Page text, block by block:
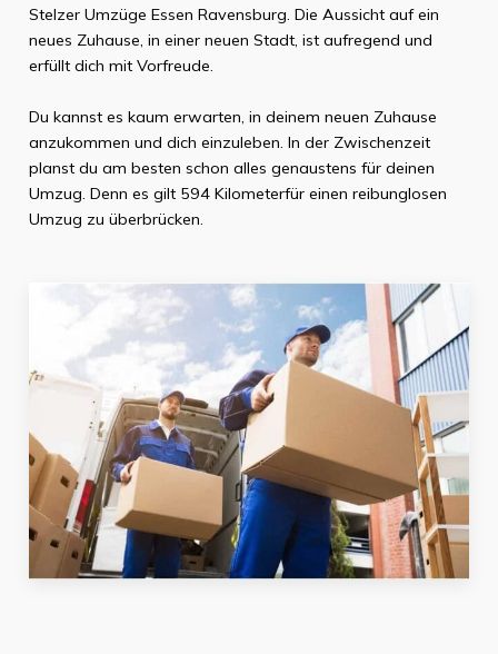
Stelzer Umzüge Essen Ravensburg. Die Aussicht auf ein
neues Zuhause, in einer neuen Stadt, ist aufregend und
erfüllt dich mit Vorfreude.
Du kannst es kaum erwarten, in deinem neuen Zuhause
anzukommen und dich einzuleben. In der Zwischenzeit
planst du am besten schon alles genaustens für deinen
Umzug. Denn es gilt 594 Kilometerfür einen reibunglosen
Umzug zu überbrücken.